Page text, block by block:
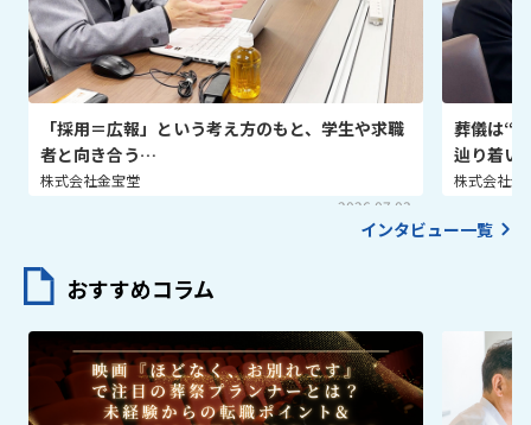
インタビュー一覧
「採用＝広報」という考え方のもと、学生や求職
者と向き合う…
株式会社金宝堂
2026.07.03
葬儀は“
辿り着い
株式会社金
おすすめコラム